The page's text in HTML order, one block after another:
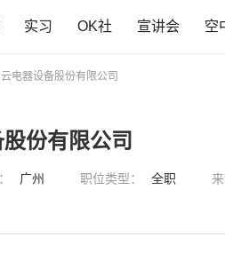
实习 OK社 宣讲会 空
电器设备股份有限公司
份有限公司
广州 职位类型： 全职 来